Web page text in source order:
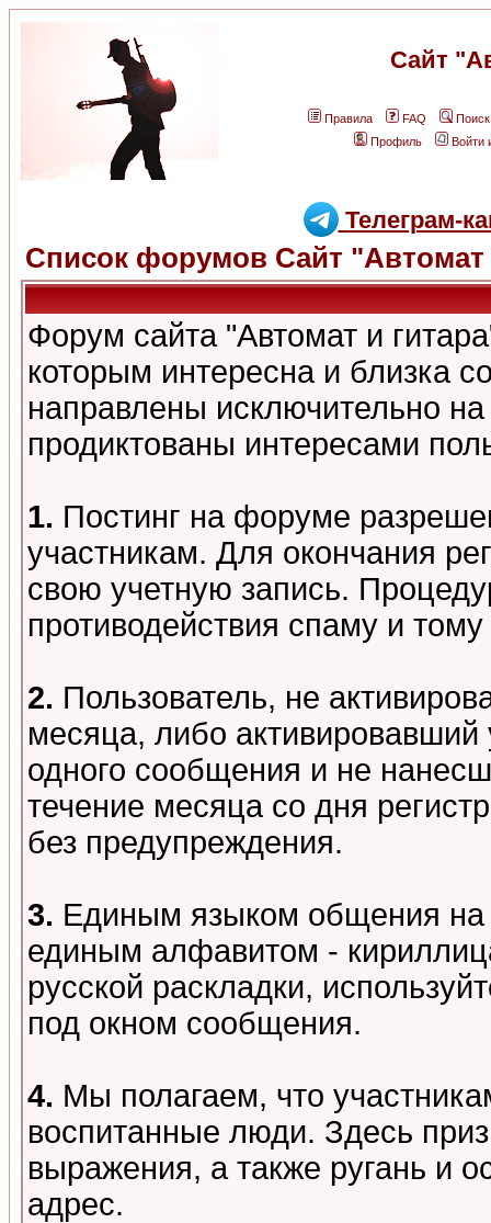
Сайт
Правила FAQ
Поиск
Профиль
Войти
Телеграм-
Список форумов Сайт "Автомат
Форум сайта "Автомат и
которым интересна и близка
направлены исключительно
продиктованы интересами
1. Постинг на форуме
участникам. Для окончания
свою учетную запись.
противодействия спаму и
2. Пользователь, не
месяца, либо
одного сообщения и не
течение месяца со дня
без предупреждения.
3. Единым языком общения на
единым алфавитом -
русской раскладки,
под окном сообщения.
4. Мы полагаем, что
воспитанные люди. Здесь
выражения, а также ругань и
адрес.